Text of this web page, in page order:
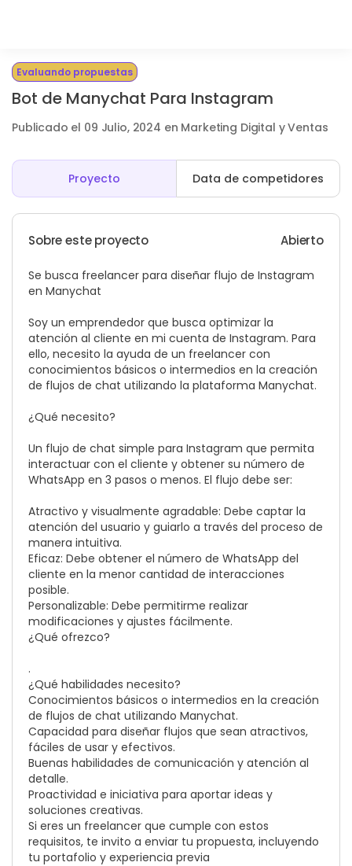
Evaluando propuestas
Bot de Manychat Para Instagram
Publicado el 09 Julio, 2024 en Marketing Digital y Ventas
Proyecto Data de competidores
Sobre este proyecto Abierto
Se busca freelancer para diseñar flujo de Instagram
en Manychat
Soy un emprendedor que busca optimizar la
atención al cliente en mi cuenta de Instagram. Para
ello, necesito la ayuda de un freelancer con
conocimientos básicos o intermedios en la creación
de flujos de chat utilizando la plataforma Manychat.
¿Qué necesito?
Un flujo de chat simple para Instagram que permita
interactuar con el cliente y obtener su número de
WhatsApp en 3 pasos o menos. El flujo debe ser:
Atractivo y visualmente agradable: Debe captar la
atención del usuario y guiarlo a través del proceso de
manera intuitiva.
Eficaz: Debe obtener el número de WhatsApp del
cliente en la menor cantidad de interacciones
posible.
Personalizable: Debe permitirme realizar
modificaciones y ajustes fácilmente.
¿Qué ofrezco?
.
¿Qué habilidades necesito?
Conocimientos básicos o intermedios en la creación
de flujos de chat utilizando Manychat.
Capacidad para diseñar flujos que sean atractivos,
fáciles de usar y efectivos.
Buenas habilidades de comunicación y atención al
detalle.
Proactividad e iniciativa para aportar ideas y
soluciones creativas.
Si eres un freelancer que cumple con estos
requisitos, te invito a enviar tu propuesta, incluyendo
tu portafolio y experiencia previa